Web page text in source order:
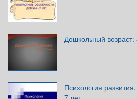
Дошкольный возраст:
Психология
7 лет